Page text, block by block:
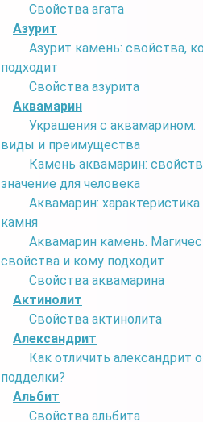
Свойства агата
Азурит
Азурит камень: свойства,
подходит
Свойства азурита
Аквамарин
Украшения с аквамарином:
виды и преимущества
Камень аквамарин:
значение для человека
Аквамарин: характеристика
камня
Аквамарин камень.
свойства и кому подходит
Свойства аквамарина
Актинолит
Свойства актинолита
Александрит
Как отличить александрит
подделки?
Альбит
Свойства альбита